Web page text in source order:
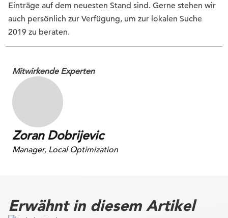
Einträge auf dem neuesten Stand sind. Gerne stehen wir
auch persönlich zur Verfügung, um zur lokalen Suche
2019 zu beraten.
Mitwirkende Experten
Zoran Dobrijevic
Manager, Local Optimization
Erwähnt in diesem Artikel